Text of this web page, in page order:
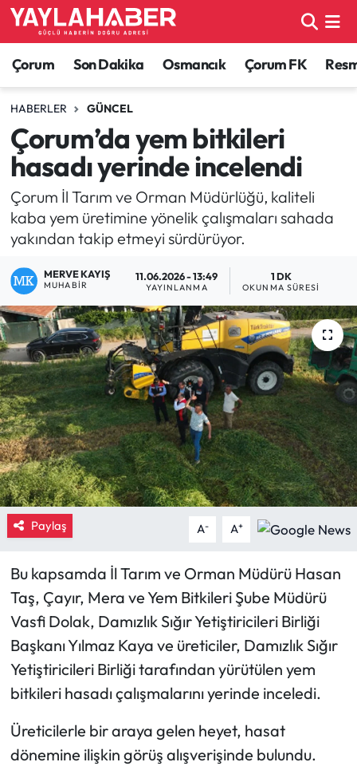
Çorum Son Dakika Osmancık Çorum FK
HABERLER GÜNCEL
Çorum’da yem bitkileri
hasadı yerinde incelendi
Çorum İl Tarım ve Orman Müdürlüğü, kaliteli
kaba yem üretimine yönelik çalışmaları sahada
yakından takip etmeyi sürdürüyor.
MERVE KAYIŞ
MUHABIR
11.06.2026 - 13:49
YAYINLANMA
1 DK
OKUNMA SÜRESI
Paylaş A- A+
Bu kapsamda İl Tarım ve Orman Müdürü Hasan
Taş, Çayır, Mera ve Yem Bitkileri Şube Müdürü
Vasfi Dolak, Damızlık Sığır Yetiştiricileri Birliği
Başkanı Yılmaz Kaya ve üreticiler, Damızlık Sığır
Yetiştiricileri Birliği tarafından yürütülen yem
bitkileri hasadı çalışmalarını yerinde inceledi.
Üreticilerle bir araya gelen heyet, hasat
dönemine ilişkin görüş alışverişinde bulundu.
Alaca Haberleri
Bayat Haberleri
Bilgi - Keşfet Haberleri
Bilim ve Teknoloji
Boğazkale Haberleri
Çorum Son Dakika Haberleri
Dodurga Haberleri
Eğitim
Ekonomi
Güncel
İskilip Haberleri
Kimdir?
Kültür Sanat
Laçin Haberleri
Mecitözü Haberleri
Çorum Nöbetçi Eczaneler
Çorum Hava Durumu
Çorum Namaz Vakitleri
Çorum Trafik Yoğunluk Haritası
TFF 1.Lig Puan Durumu ve Fikstür
Son Dakika Haberleri
Haber Arşivi